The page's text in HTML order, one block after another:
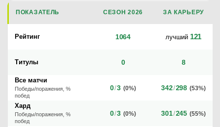
ПОКАЗАТЕЛЬ СЕЗОН 2026 ЗА КАРЬЕРУ
Рейтинг 1064 лучший 121
Титулы 0 8
Все матчи
Победы/поражения, %
побед
0/3 (0%) 342/298 (53%)
Хард
Победы/поражения, %
побед
0/3 (0%) 301/245 (55%)